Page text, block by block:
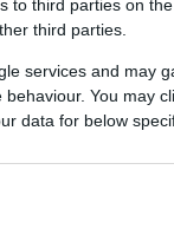
to third parties on the
third parties.
services and may
You may
data for below
sterline. În acest
timp
unui certificat de
poate dura